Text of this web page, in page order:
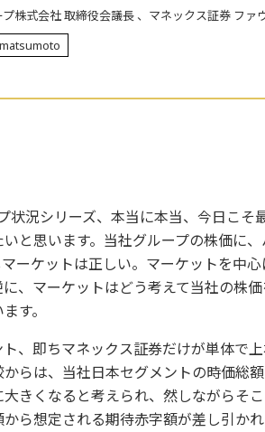
株式会社 取締役会議長 、マネックス証券 ファ
状況シリーズ、本当に本当、今日こそ
と思います。当社グループの株価に
ーケットは正しい。マーケットを中
、マーケットはどう考えて当社の株
す。
、即ちマネックス証券だけが単体で
らは、当社日本セグメントの時価総
きくなると考えられ、然しながらそ
ら想定される期待赤字額が差し引か